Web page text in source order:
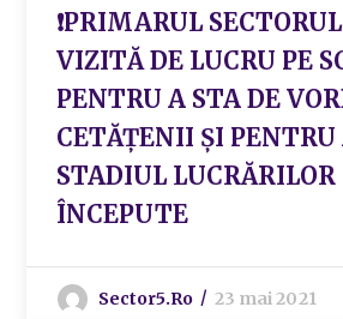
❗PRIMARUL
VIZITĂ DE LUCRU PE
PENTRU A STA DE
CETĂȚENII ȘI PENTRU
STADIUL LUCRĂRILOR
ÎNCEPUTE
Sector5.ro 23 mai 2021